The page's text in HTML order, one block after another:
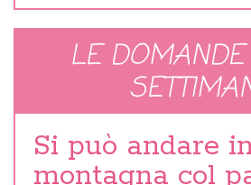
LE
Si può andare
montagna col